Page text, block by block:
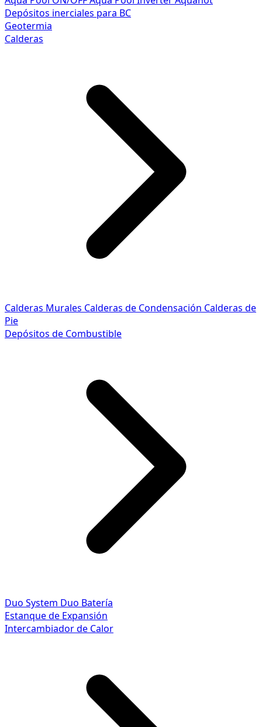
Depósitos inerciales para BC
Geotermia
Calderas
Calderas Murales Calderas de Condensación Calderas de
Pie
Depósitos de Combustible
Duo System Duo Batería
Estanque de Expansión
Intercambiador de Calor